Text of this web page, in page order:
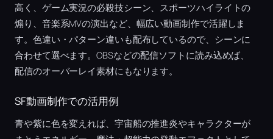
高く、ゲーム実況の必殺技シーン、スポーツハイライトの
煽り、音楽系MVの演出など、幅広い動画制作で活躍しま
す。色違い・パターン違いも配布しているので、シーンに
合わせて選べます。OBSなどの配信ソフトに読み込めば、
配信のオーバーレイ素材にもなります。
SF動画制作での活用例
青や紫に色を変えれば、宇宙船の推進炎やキャラクターが